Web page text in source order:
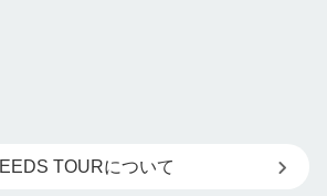
TOURについて